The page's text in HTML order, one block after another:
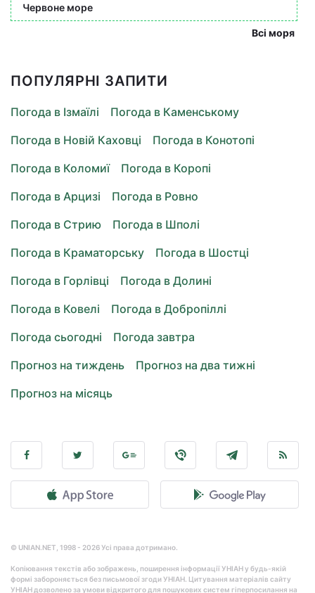
Червоне море
Всі моря
ПОПУЛЯРНІ ЗАПИТИ
Погода в Ізмаїлі
Погода в Каменському
Погода в Новій Каховці
Погода в Конотопі
Погода в Коломиї
Погода в Коропі
Погода в Арцизі
Погода в Ровно
Погода в Стрию
Погода в Шполі
Погода в Краматорську
Погода в Шостці
Погода в Горлівці
Погода в Долині
Погода в Ковелі
Погода в Добропіллі
Погода сьогодні
Погода завтра
Прогноз на тиждень
Прогноз на два тижні
Прогноз на місяць
© UNIAN.NET, 1998 - 2026 Усі права дотримано.
Копіювання текстів або зображень, поширення інформації УНІАН у будь-якій
формі забороняється без письмової згоди УНІАН. Цитування матеріалів сайту
УНІАН дозволено за умови відкритого для пошукових систем гіперпосилання на